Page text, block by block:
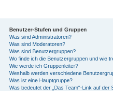
Benutzer-Stufen und Gruppen
Was sind Administratoren?
Was sind Moderatoren?
Was sind Benutzergruppen?
Wo finde ich die Benutzergruppen und wie
Wie werde ich Gruppenleiter?
Weshalb werden verschiedene
Was ist eine Hauptgruppe?
Was bedeutet der „Das Team“-Link auf der